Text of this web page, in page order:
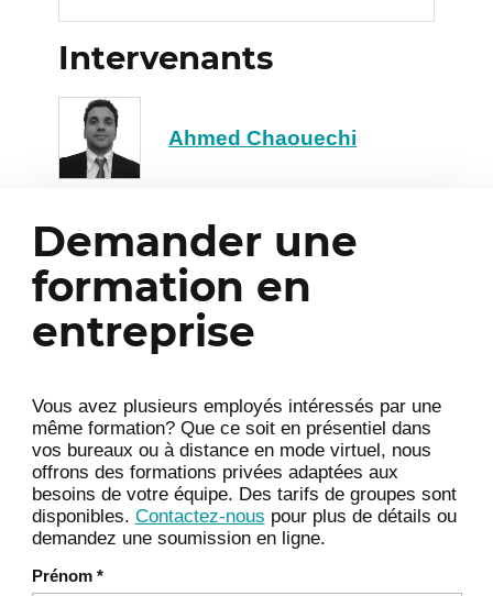
Contrôles de flux et boucles
Programmation Orientée Objet
(POO)
UML l'essentiel : Modélisation des
Classes, outils de conception
Classes, Propriétés, Méthodes :
Visibilité & Protection
Constructeur, destructeur : Appel
implicite vs.explicite
Héritage & Agrégation : Règles de
Sérialisation et stockage :
transmission, enregistrement
Organisation des fichiers :
transmission, enregistrement
Premières applications WEB
Intervenants
Ahmed Chaouechi
Demander une
formation en
entreprise
Vous avez plusieurs employés intéressés par une
même formation? Que ce soit en présentiel dans
vos bureaux ou à distance en mode virtuel, nous
offrons des formations privées adaptées aux
besoins de votre équipe. Des tarifs de groupes sont
disponibles. Contactez-nous pour plus de détails ou
demandez une soumission en ligne.
Prénom *